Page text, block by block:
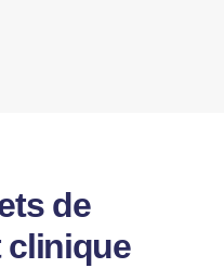
de
clinique